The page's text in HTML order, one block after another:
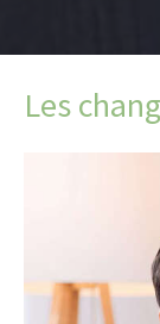
Les